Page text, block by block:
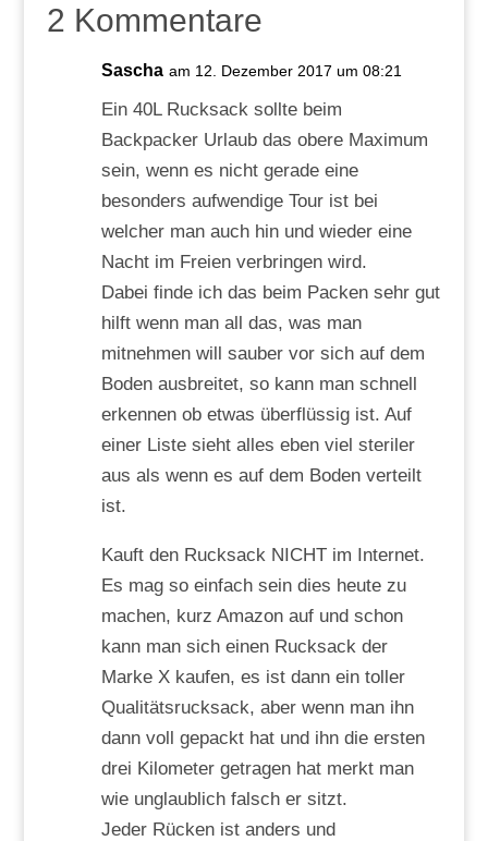
2 Kommentare
Sascha am 12. Dezember 2017 um 08:21
Ein 40L Rucksack sollte beim
Backpacker Urlaub das obere Maximum
sein, wenn es nicht gerade eine
besonders aufwendige Tour ist bei
welcher man auch hin und wieder eine
Nacht im Freien verbringen wird.
Dabei finde ich das beim Packen sehr gut
hilft wenn man all das, was man
mitnehmen will sauber vor sich auf dem
Boden ausbreitet, so kann man schnell
erkennen ob etwas überflüssig ist. Auf
einer Liste sieht alles eben viel steriler
aus als wenn es auf dem Boden verteilt
ist.
Kauft den Rucksack NICHT im Internet.
Es mag so einfach sein dies heute zu
machen, kurz Amazon auf und schon
kann man sich einen Rucksack der
Marke X kaufen, es ist dann ein toller
Qualitätsrucksack, aber wenn man ihn
dann voll gepackt hat und ihn die ersten
drei Kilometer getragen hat merkt man
wie unglaublich falsch er sitzt.
Jeder Rücken ist anders und